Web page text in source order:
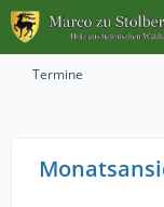
Termine